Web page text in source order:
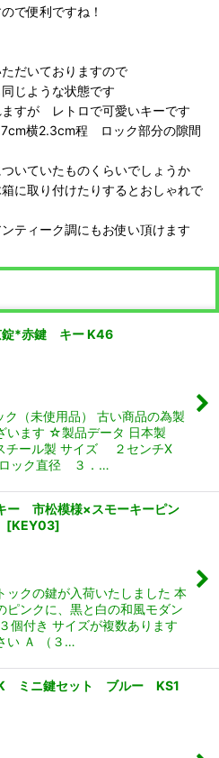
で便利ですね！
だいておりますので
じような状態です
すが レトロで可愛いキーです
横2.3cm程 ロック部分の隙間
ていたものくらいでしょうか
に取り付けたりするとおしゃれで
ティーク調にもお使い頂けます
錠*赤鍵 キー K46
（未使用品） 古い商品の為製
います ☆製品データ 日本製
チール製 サイズ ２センチX
ック直径 ３．…
市松模様×スモーキーピン
[KEY03]
ックの鍵が入荷いたしました 本
ピンクに、黒と白の和風モダン
個付き サイズが複数あります
い Ａ （３…
ミニ鍵セット ブルー KS1